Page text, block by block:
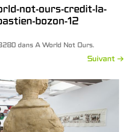
not-ours-credit-la-
bozon-12
dans A World Not Ours.
Suivant →